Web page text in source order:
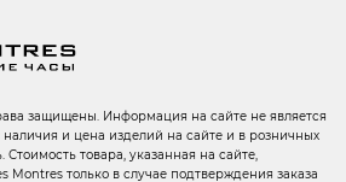
защищены. Информация на сайте не является
наличия и цена изделий на сайте и в розничных
Стоимость товара, указанная на сайте,
Montres только в случае подтверждения заказа